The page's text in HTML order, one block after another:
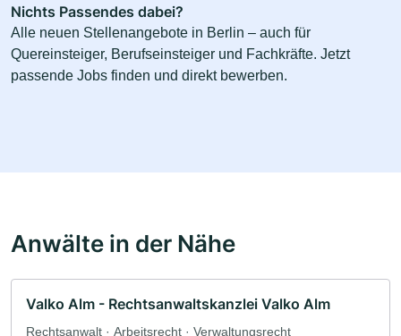
Nichts Passendes dabei?
Alle neuen Stellenangebote in Berlin – auch für
Quereinsteiger, Berufseinsteiger und Fachkräfte. Jetzt
passende Jobs finden und direkt bewerben.
Anwälte in der Nähe
Valko Alm - Rechtsanwaltskanzlei Valko Alm
Rechtsanwalt · Arbeitsrecht · Verwaltungsrecht